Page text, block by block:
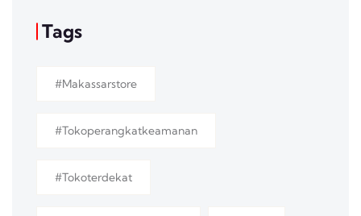
Tags
#makassarstore
#tokoperangkatkeamanan
#tokoterdekat